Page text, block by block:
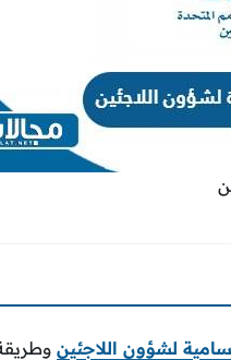
لشؤون اللاجئين